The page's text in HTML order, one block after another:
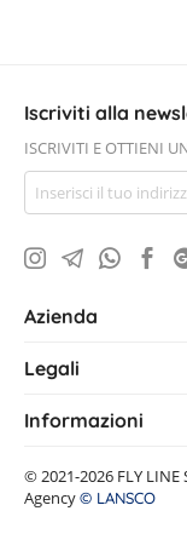
Iscriviti alla
ISCRIVITI E OTTIENI
Azienda
Legali
Informazioni
© 2021-2026 FLY LINE
Agency© LANSCO